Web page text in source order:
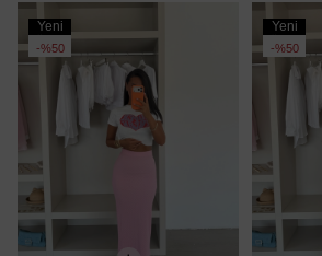
Yeni
Ürün
%50
Yeni
Ürün
%50